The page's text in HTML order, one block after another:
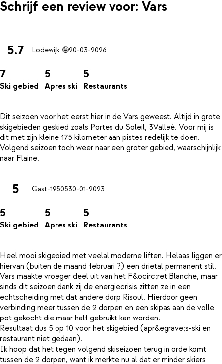
Schrijf een review voor: Vars
5.7 Lodewijk 🤪20-03-2026
7
Ski gebied
5
Apres ski
5
Restaurants
Dit seizoen voor het eerst hier in de Vars geweest. Altijd in grote
skigebieden geskied zoals Portes du Soleil, 3Valleè. Voor mij is
dit met zijn kleine 175 kilometer aan pistes redelijk te doen.
Volgend seizoen toch weer naar een groter gebied, waarschijnlijk
5 Gast-1950530-01-2023
5
Ski gebied
5
Apres ski
5
Restaurants
Heel mooi skigebied met veelal moderne liften. Helaas liggen er
hiervan (buiten de maand februari ?) een drietal permanent stil.
Vars maakte vroeger deel uit van het F&ocirc;ret Blanche, maar
sinds dit seizoen dank zij de energiecrisis zitten ze in een
echtscheiding met dat andere dorp Risoul. Hierdoor geen
verbinding meer tussen de 2 dorpen en een skipas aan de volle
pot gekocht die maar half gebruikt kan worden.
Resultaat dus 5 op 10 voor het skigebied (apr&egrave;s-ski en
restaurant niet gedaan).
Ik hoop dat het tegen volgend skiseizoen terug in orde komt
tussen de 2 dorpen, want ik merkte nu al dat er minder skiers